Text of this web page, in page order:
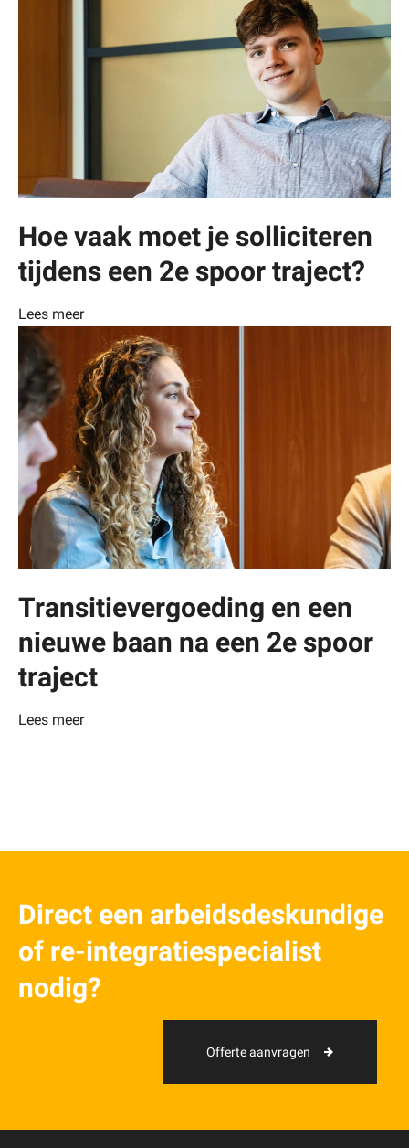
Hoe vaak moet je solliciteren
tijdens een 2e spoor traject?
Lees meer
Transitievergoeding en een
nieuwe baan na een 2e spoor
traject
Lees meer
Direct een arbeidsdeskundige
of re-integratiespecialist
nodig?
Offerte aanvragen